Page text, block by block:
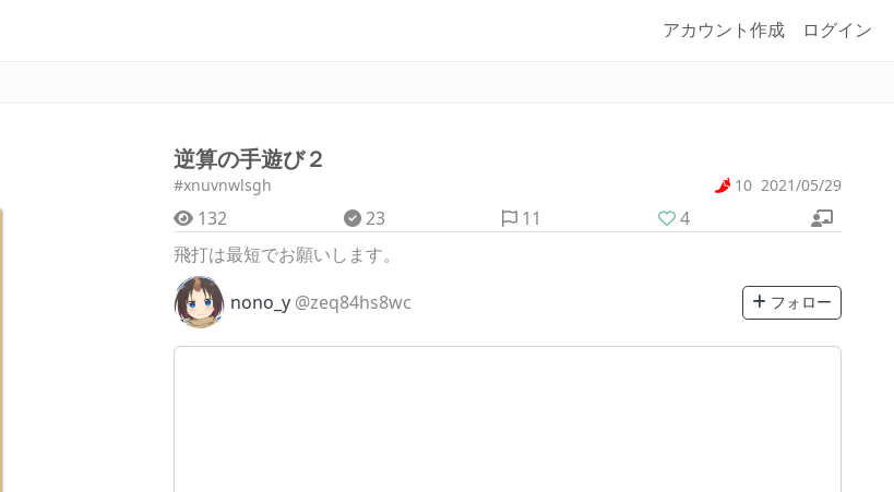
アカウント作成 ログイン
逆算の手遊び２
#xnuvnwlsgh 10 2021/05/29
132 23 11
4
飛打は最短でお願いします。
nono_y @zeq84hs8wc フォロー